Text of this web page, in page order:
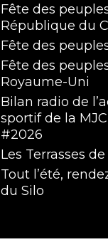
Fête des
République du
Fête des
Fête des
Royaume-Uni
Bilan radio de
sportif de la
#2026
Les Terrasses
Tout l’été,
du Silo